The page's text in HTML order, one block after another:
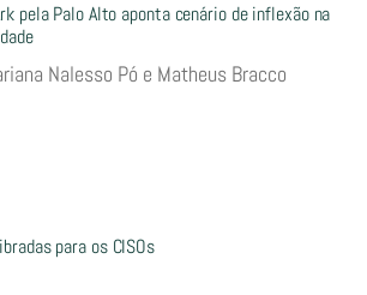
pela Palo Alto aponta cenário de inflexão na
Nalesso Pó e Matheus Bracco
para os CISOs